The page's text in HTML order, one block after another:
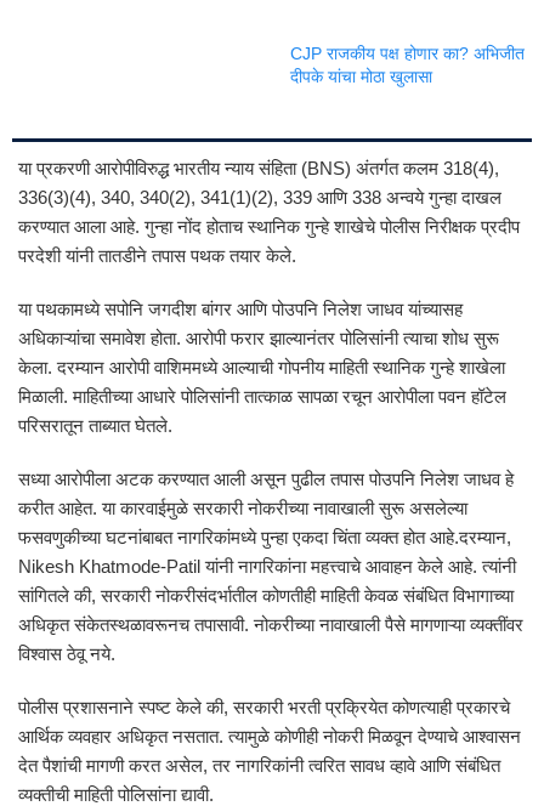
CJP राजकीय पक्ष होणार का? अभिजीत
दीपके यांचा मोठा खुलासा
या प्रकरणी आरोपीविरुद्ध भारतीय न्याय संहिता (BNS) अंतर्गत कलम 318(4),
336(3)(4), 340, 340(2), 341(1)(2), 339 आणि 338 अन्वये गुन्हा दाखल
करण्यात आला आहे. गुन्हा नोंद होताच स्थानिक गुन्हे शाखेचे पोलीस निरीक्षक प्रदीप
परदेशी यांनी तातडीने तपास पथक तयार केले.
या पथकामध्ये सपोनि जगदीश बांगर आणि पोउपनि निलेश जाधव यांच्यासह
अधिकाऱ्यांचा समावेश होता. आरोपी फरार झाल्यानंतर पोलिसांनी त्याचा शोध सुरू
केला. दरम्यान आरोपी वाशिममध्ये आल्याची गोपनीय माहिती स्थानिक गुन्हे शाखेला
मिळाली. माहितीच्या आधारे पोलिसांनी तात्काळ सापळा रचून आरोपीला पवन हॉटेल
परिसरातून ताब्यात घेतले.
सध्या आरोपीला अटक करण्यात आली असून पुढील तपास पोउपनि निलेश जाधव हे
करीत आहेत. या कारवाईमुळे सरकारी नोकरीच्या नावाखाली सुरू असलेल्या
फसवणुकीच्या घटनांबाबत नागरिकांमध्ये पुन्हा एकदा चिंता व्यक्त होत आहे.दरम्यान,
Nikesh Khatmode-Patilयांनी नागरिकांना महत्त्वाचे आवाहन केले आहे. त्यांनी
सांगितले की, सरकारी नोकरीसंदर्भातील कोणतीही माहिती केवळ संबंधित विभागाच्या
अधिकृत संकेतस्थळावरूनच तपासावी. नोकरीच्या नावाखाली पैसे मागणाऱ्या व्यक्तींवर
विश्वास ठेवू नये.
पोलीस प्रशासनाने स्पष्ट केले की, सरकारी भरती प्रक्रियेत कोणत्याही प्रकारचे
आर्थिक व्यवहार अधिकृत नसतात. त्यामुळे कोणीही नोकरी मिळवून देण्याचे आश्वासन
देत पैशांची मागणी करत असेल, तर नागरिकांनी त्वरित सावध व्हावे आणि संबंधित
व्यक्तीची माहिती पोलिसांना द्यावी.